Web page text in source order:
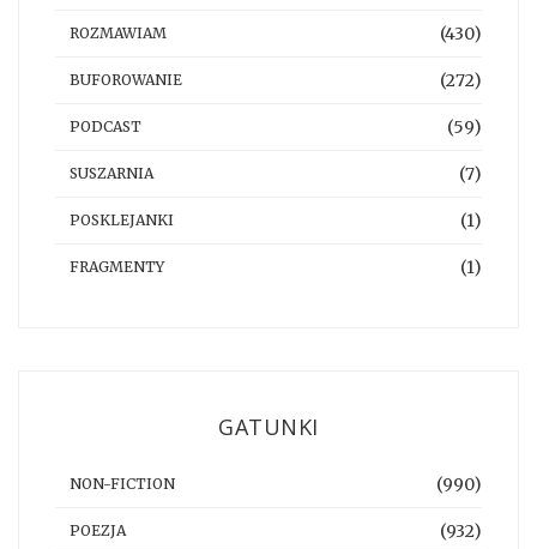
ROZMAWIAM (430)
BUFOROWANIE (272)
PODCAST (59)
SUSZARNIA (7)
POSKLEJANKI (1)
FRAGMENTY (1)
GATUNKI
NON-FICTION (990)
POEZJA (932)